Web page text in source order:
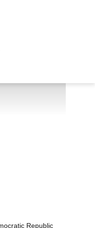
Republic